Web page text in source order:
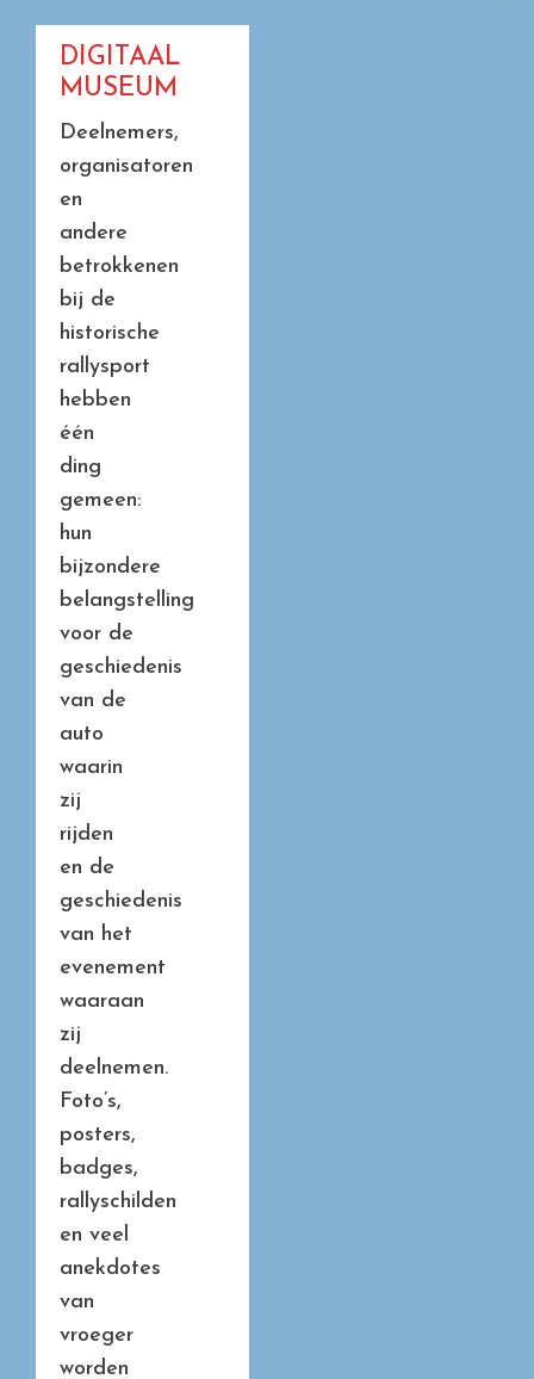
DIGITAAL
MUSEUM
Deelnemers,
organisatoren
en
andere
betrokkenen
bij de
historische
rallysport
hebben
één
ding
gemeen:
hun
bijzondere
belangstelling
voor de
geschiedenis
van de
auto
waarin
zij
rijden
en de
geschiedenis
van het
evenement
waaraan
zij
deelnemen.
Foto’s,
posters,
badges,
rallyschilden
en veel
anekdotes
van
vroeger
worden